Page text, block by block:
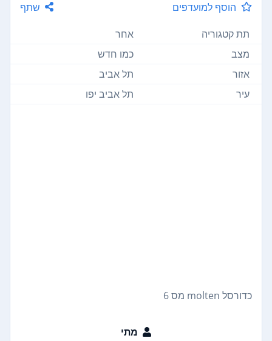
הוסף למועדפים
שתף
תת קטגוריה
אחר
מצב
כמו חדש
אזור
תל אביב
עיר
תל אביב יפו
כדורסל molten מס 6
מתי